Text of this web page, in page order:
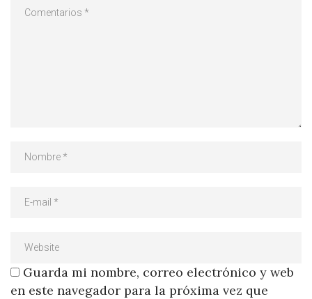
Guarda mi nombre, correo electrónico y web
en este navegador para la próxima vez que